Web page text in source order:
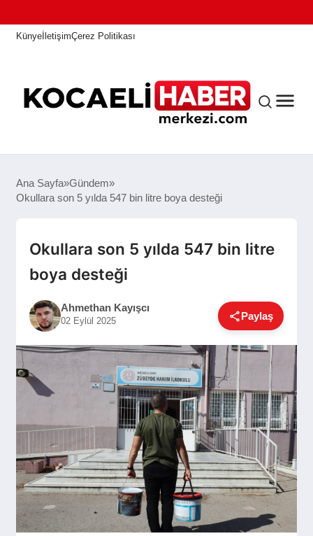
KünyeİletişimÇerez Politikası
ANASAYFA
ASAYIŞ
GÜNDEM
SIYASET
EĞITIM
EKONOMI
DÜNYA
Ana Sayfa Gündem
Okullara son 5 yılda 547 bin litre boya desteği
Okullara son 5 yılda 547 bin litre
boya desteği
Ahmethan Kayışcı
02 Eylül 2025 Paylaş